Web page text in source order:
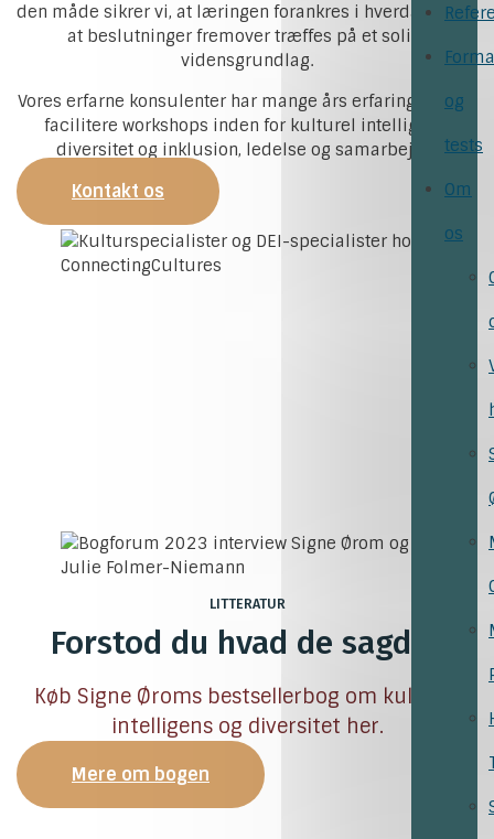
og
tests
Om
os
den måde sikrer vi, at læringen forankres i hverdagen, og
at beslutninger fremover træffes på et solidt
vidensgrundlag.
Vores erfarne konsulenter har mange års erfaring med at
facilitere workshops inden for kulturel intelligens,
diversitet og inklusion, ledelse og samarbejde.
Kontakt os
LITTERATUR
Forstod du hvad de sagde?
Køb Signe Øroms bestsellerbog om kulturel
intelligens og diversitet her.
Mere om bogen